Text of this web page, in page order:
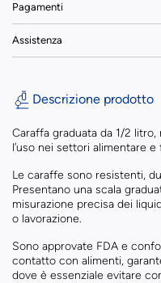
Pagamenti
Assistenza
Descrizione prodotto
Caraffa graduata da 1/2
l’uso nei settori alimentare
Le caraffe sono resistenti,
Presentano una scala
misurazione precisa dei
o lavorazione.
Sono approvate FDA e
contatto con alimenti,
dove è essenziale evitare